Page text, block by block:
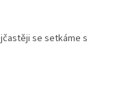
se setkáme s